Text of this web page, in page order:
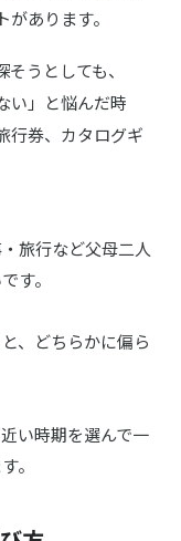
あります。
うとしても、
い」と悩んだ時
行券、カタログギ
旅行など父母二人
す。
、どちらかに偏ら
い時期を選んで一
。